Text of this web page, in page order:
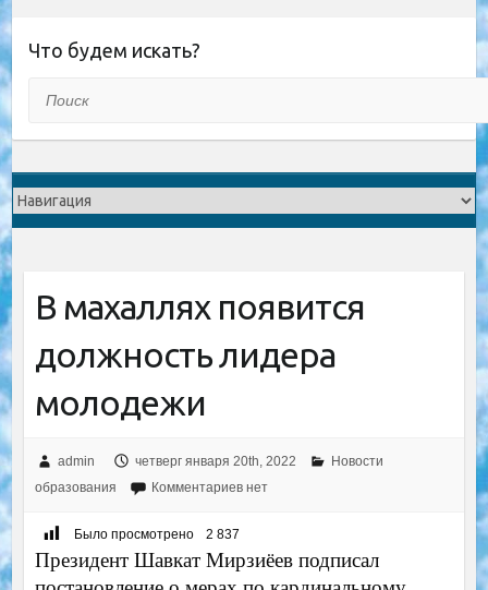
Что будем искать?
В махаллях появится
должность лидера
молодежи
admin четверг января 20th, 2022
Новости
образования
Комментариев нет
Было просмотрено 2 837
Президент Шавкат Мирзиёев подписал